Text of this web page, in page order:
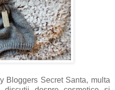
Bloggers Secret Santa, multa